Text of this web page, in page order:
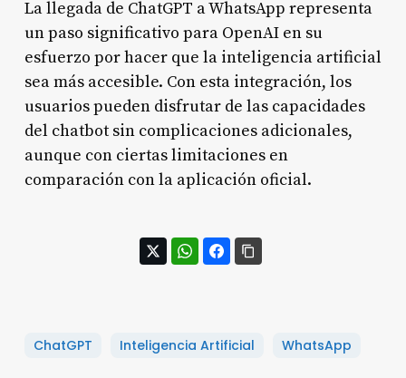
La llegada de ChatGPT a WhatsApp representa
un paso significativo para OpenAI en su
esfuerzo por hacer que la inteligencia artificial
sea más accesible. Con esta integración, los
usuarios pueden disfrutar de las capacidades
del chatbot sin complicaciones adicionales,
aunque con ciertas limitaciones en
comparación con la aplicación oficial.
ChatGPT Inteligencia Artificial WhatsApp